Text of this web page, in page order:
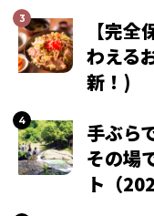
【完
わえる
新！)
手ぶら
その場
ト（